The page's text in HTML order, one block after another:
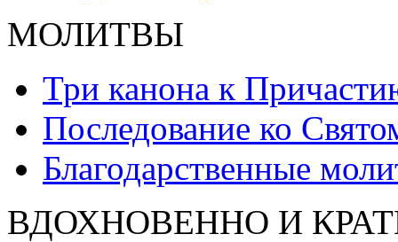
МОЛИТВЫ
Три канона к
Последование ко
Благодарственные
ВДОХНОВЕННО И